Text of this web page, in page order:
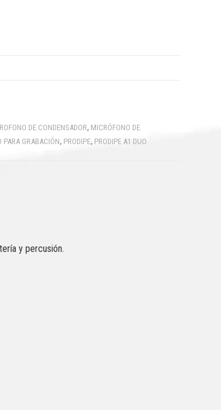
DE CONDENSADOR, MICRÓFONO DE
PARA GRABACIÓN, PRODIPE, PRODIPE A1 DUO
y percusión.